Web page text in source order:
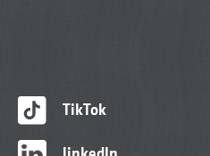
TikTok